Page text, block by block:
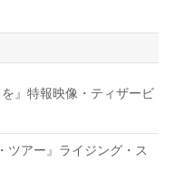
』特報映像・ティザービ
ツアー』ライジング・ス